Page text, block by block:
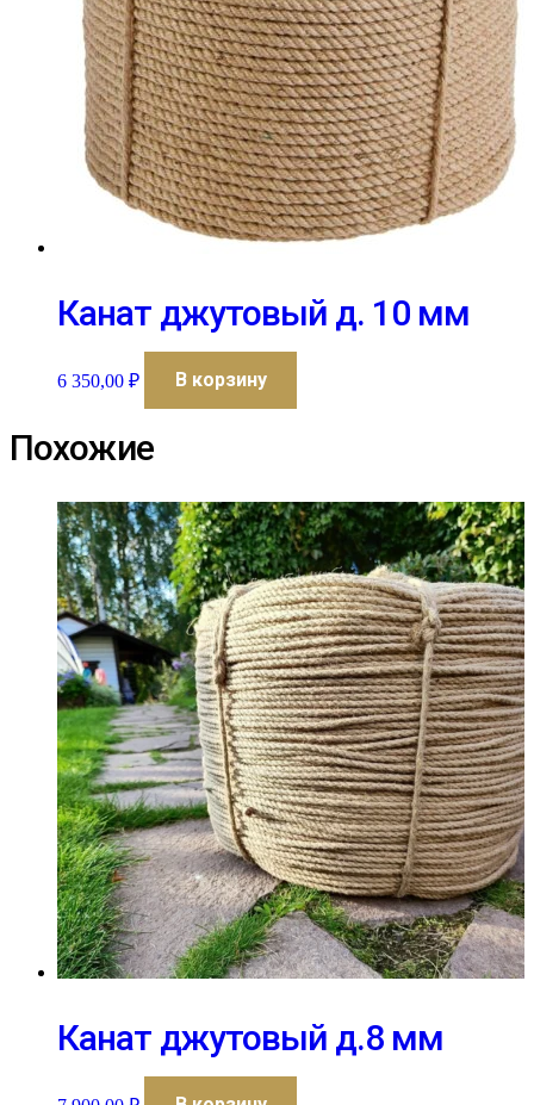
Канат джутовый д. 10 мм
6 350,00 ₽ В корзину
Похожие
Канат джутовый д.8 мм